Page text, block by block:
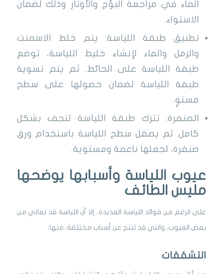
الماء في مراجعة البؤج والأوتار وذلك لضمان
الاستواء.
تطبيق طبقة اللياسة: يتم خلط الاسمنت
والرمل والماء لإنشاء خليط اللياسة، توضع
طبقة اللياسة على الحائط. ثم يتم تسوية
طبقة اللياسة لضمان حصولها على سطح
مستوٍ.
الصنفرة: تترك طبقة اللياسة لتجف بشكل
كامل. ثم يصقل سطح اللياسة باستخدام ورق
صنفرة، لجعلها ناعمة ومستوية.
عيوب اللياسة وأسبابها يوضحها
مليس الطائف
على الرغم من فوائد اللياسة العديدة، إلا أن اللياسة قد تعاني من
بعض العيوب، والتي قد تنتج عن أسباب مختلفة، منها:
التشققات